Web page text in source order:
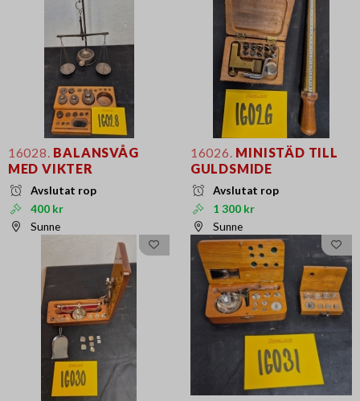
16028. BALANSVÅG
MED VIKTER
Avslutat rop
400 kr
Sunne
16026. MINISTÄD TILL
GULDSMIDE
Avslutat rop
1 300 kr
Sunne